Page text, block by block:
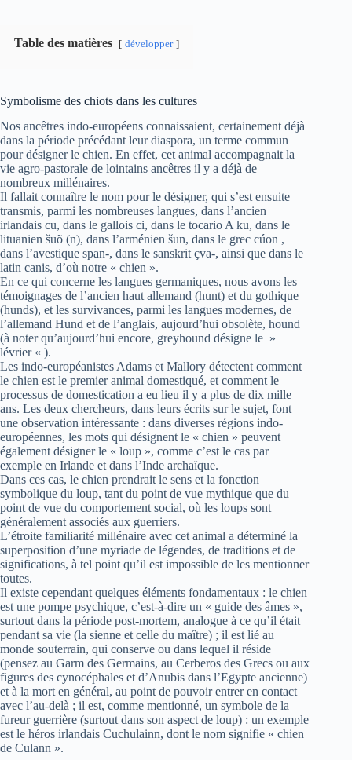
Table des matières développer
Symbolisme des chiots dans les cultures
Nos ancêtres indo-européens connaissaient, certainement déjà
dans la période précédant leur diaspora, un terme commun
pour désigner le chien. En effet, cet animal accompagnait la
vie agro-pastorale de lointains ancêtres il y a déjà de
nombreux millénaires.
Il fallait connaître le nom pour le désigner, qui s’est ensuite
transmis, parmi les nombreuses langues, dans l’ancien
irlandais cu, dans le gallois ci, dans le tocario A ku, dans le
lituanien šuõ (n), dans l’arménien šun, dans le grec cúon ,
dans l’avestique span-, dans le sanskrit çva-, ainsi que dans le
latin canis, d’où notre « chien ».
En ce qui concerne les langues germaniques, nous avons les
témoignages de l’ancien haut allemand (hunt) et du gothique
(hunds), et les survivances, parmi les langues modernes, de
l’allemand Hund et de l’anglais, aujourd’hui obsolète, hound
(à noter qu’aujourd’hui encore, greyhound désigne le »
lévrier « ).
Les indo-européanistes Adams et Mallory détectent comment
le chien est le premier animal domestiqué, et comment le
processus de domestication a eu lieu il y a plus de dix mille
ans. Les deux chercheurs, dans leurs écrits sur le sujet, font
une observation intéressante : dans diverses régions indo-
européennes, les mots qui désignent le « chien » peuvent
également désigner le « loup », comme c’est le cas par
exemple en Irlande et dans l’Inde archaïque.
Dans ces cas, le chien prendrait le sens et la fonction
symbolique du loup, tant du point de vue mythique que du
point de vue du comportement social, où les loups sont
généralement associés aux guerriers.
L’étroite familiarité millénaire avec cet animal a déterminé la
superposition d’une myriade de légendes, de traditions et de
significations, à tel point qu’il est impossible de les mentionner
toutes.
Il existe cependant quelques éléments fondamentaux : le chien
est une pompe psychique, c’est-à-dire un « guide des âmes »,
surtout dans la période post-mortem, analogue à ce qu’il était
pendant sa vie (la sienne et celle du maître) ; il est lié au
monde souterrain, qui conserve ou dans lequel il réside
(pensez au Garm des Germains, au Cerberos des Grecs ou aux
figures des cynocéphales et d’Anubis dans l’Egypte ancienne)
et à la mort en général, au point de pouvoir entrer en contact
avec l’au-delà ; il est, comme mentionné, un symbole de la
fureur guerrière (surtout dans son aspect de loup) : un exemple
est le héros irlandais Cuchulainn, dont le nom signifie « chien
de Culann ».